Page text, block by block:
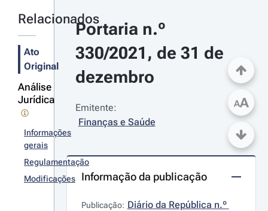
Relacionados
Ato
Original
Análise
Jurídica
Informações
gerais
Regulamentação
Modificações
Portaria n.º
330/2021, de 31 de
dezembro
Emitente:
Finanças e Saúde
Informação da publicação
Publicação: Diário da República n.º
AA